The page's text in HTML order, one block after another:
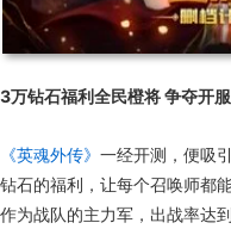
3万钻石福利全民橙将 争夺开
《英魂外传》 一经开测，便吸
钻石的福利，让每个召唤师都
作为战队的主力军，出战率达